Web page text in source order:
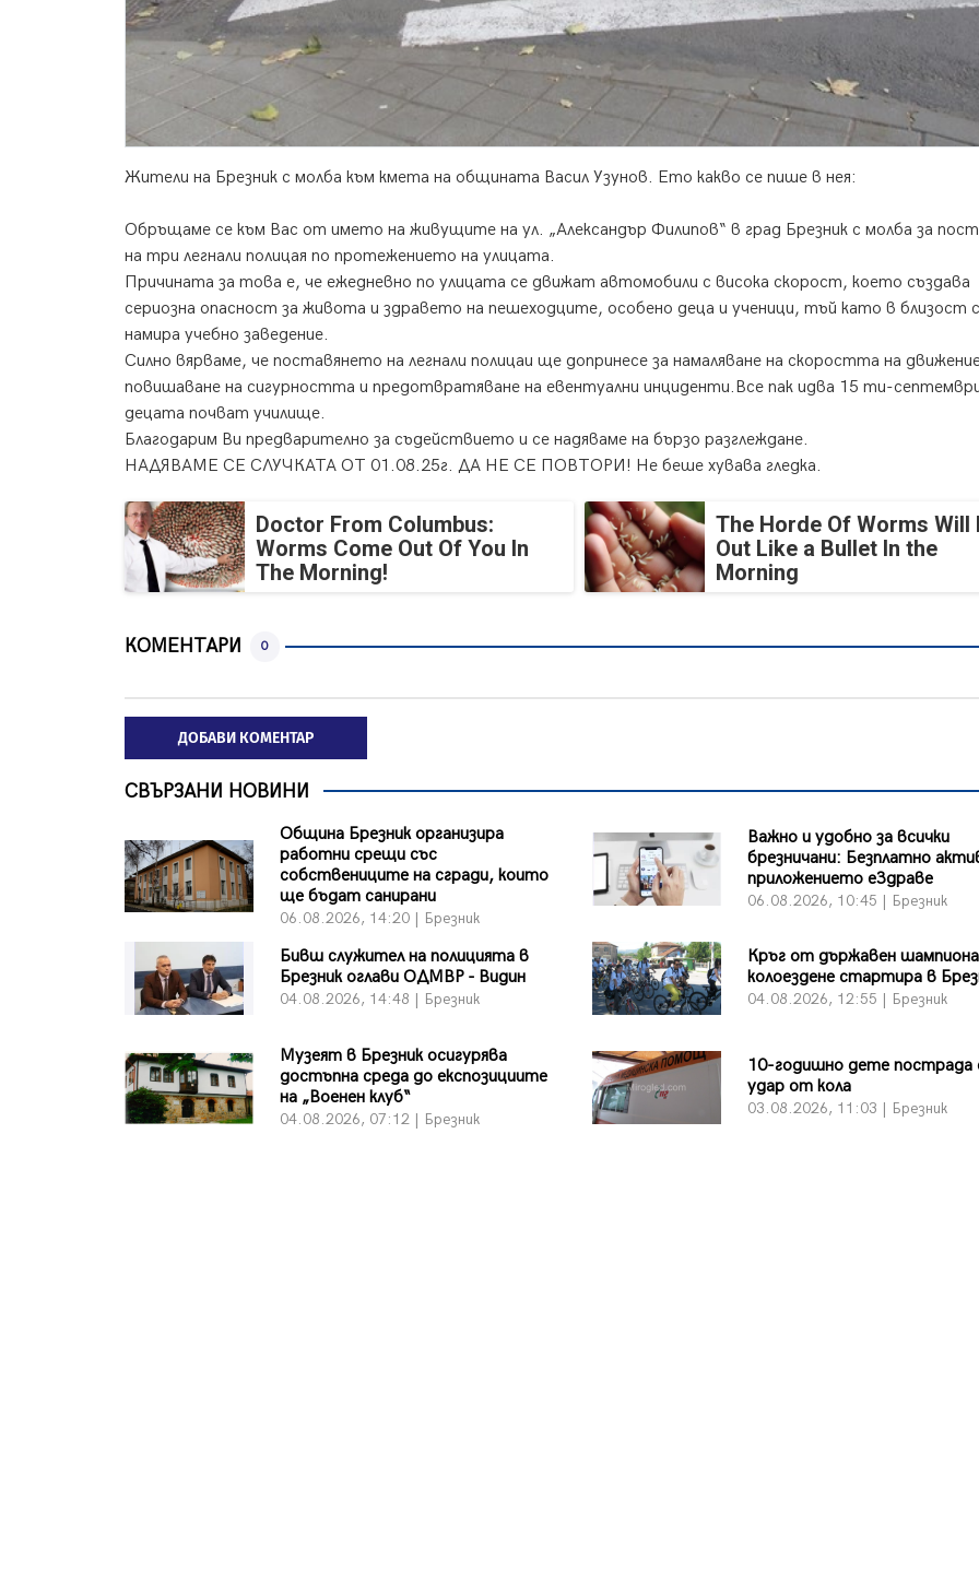
Жители на Брезник с молба към кмета на общината Васил Узунов. Ето какво се пише в нея:
Обръщаме се към Вас от името на живущите на ул. „Александър Филипов“ в град Брезник с молба за
на три легнали полицая по протежението на улицата.
Причината за това е, че ежедневно по улицата се движат автомобили с висока скорост, което създава
сериозна опасност за живота и здравето на пешеходците, особено деца и ученици, тъй като в близост
намира учебно заведение.
Силно вярваме, че поставянето на легнали полицаи ще допринесе за намаляване на скоростта на
повишаване на сигурността и предотвратяване на евентуални инциденти.Все пак идва 15 ти-
децата почват училище.
Благодарим Ви предварително за съдействието и се надяваме на бързо разглеждане.
НАДЯВАМЕ СЕ СЛУЧКАТА ОТ 01.08.25г. ДА НЕ СЕ ПОВТОРИ! Не беше хувава гледка.
Doctor From Columbus:
Worms Come Out Of You In
The Morning!
The Horde Of Worms Will
Out Like a Bullet In the
Morning
КОМЕНТАРИ 0
ДОБАВИ КОМЕНТАР
СВЪРЗАНИ НОВИНИ
Община Брезник организира
работни срещи със
собствениците на сгради, които
ще бъдат санирани
06.08.2026, 14:20 | Брезник
Важно и удобно за всички
брезничани: Безплатно
приложението еЗдраве
06.08.2026, 10:45 | Брезник
Бивш служител на полицията в
Брезник оглави ОДМВР - Видин
04.08.2026, 14:48 | Брезник
Кръг от държавен
колоездене стартира в
04.08.2026, 12:55 | Брезник
Музеят в Брезник осигурява
достъпна среда до експозициите
на „Военен клуб“
04.08.2026, 07:12 | Брезник
10-годишно дете пострада
удар от кола
03.08.2026, 11:03 | Брезник